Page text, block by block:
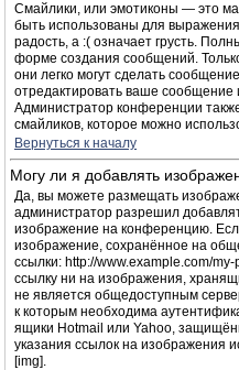
Смайлики, или эмотиконы — это
быть использованы для
радость, а :( означает грусть.
форме создания сообщений.
они легко могут сделать
отредактировать ваше сообщение
Администратор конференции
смайликов, которое можно
Вернуться к началу
Могу ли я добавлять
Да, вы можете размещать
администратор разрешил
изображение на конференцию.
изображение, сохранённое на
ссылки: http://www.example.com/
ссылку ни на изображения,
не является общедоступным
к которым необходима
ящики Hotmail или Yahoo,
указания ссылок на изображения
[img].